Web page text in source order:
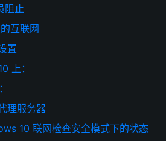
阻止
互联网
置
上：
理服务器
10 联网检查安全模式下的状态